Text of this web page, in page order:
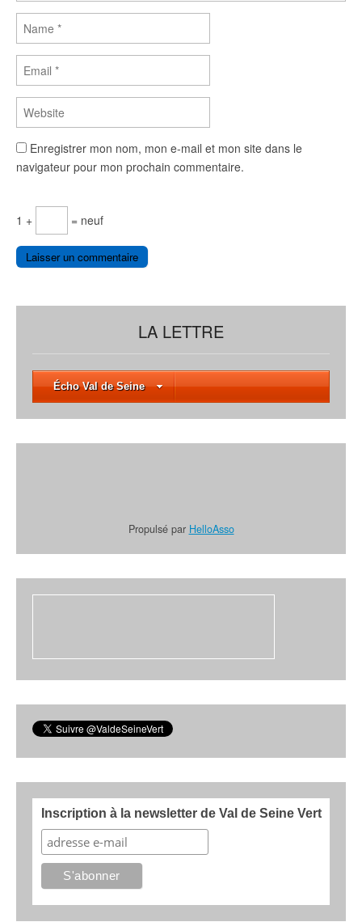
Enregistrer mon nom, mon e-mail et mon site dans le
navigateur pour mon prochain commentaire.
1 + = neuf
LA LETTRE
Écho Val de Seine
Propulsé par HelloAsso
Inscription à la newsletter de Val de Seine Vert